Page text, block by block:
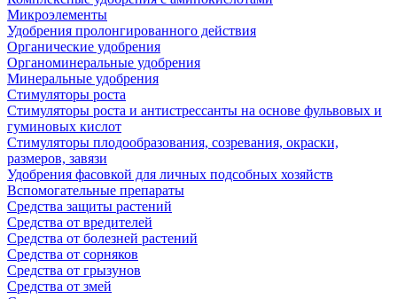
Микроэлементы
Удобрения пролонгированного действия
Органические удобрения
Органоминеральные удобрения
Минеральные удобрения
Стимуляторы роста
Стимуляторы роста и антистрессанты на основе фульвовых и
гуминовых кислот
Стимуляторы плодообразования, созревания, окраски,
размеров, завязи
Удобрения фасовкой для личных подсобных хозяйств
Вспомогательные препараты
Средства защиты растений
Средства от вредителей
Средства от болезней растений
Средства от сорняков
Средства от грызунов
Средства от змей